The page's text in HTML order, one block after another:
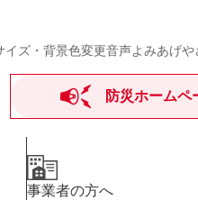
イズ・背景色変更音声よみあげや
防災ホームペ
事業者の方へ